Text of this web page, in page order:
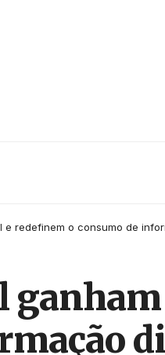
redefinem o consumo de